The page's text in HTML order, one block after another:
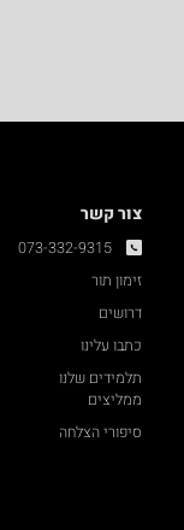
צור קשר
073-332-9315
זימון תור
דרושים
כתבו עלינו
תלמידים שלנו
ממליצים
סיפורי הצלחה